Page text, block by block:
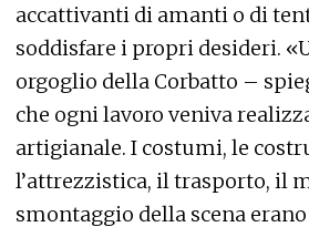
accattivanti di amanti o di
soddisfare i propri desideri.
orgoglio della Corbatto –
che ogni lavoro veniva
artigianale. I costumi, le
l’attrezzistica, il trasporto, il
smontaggio della scena